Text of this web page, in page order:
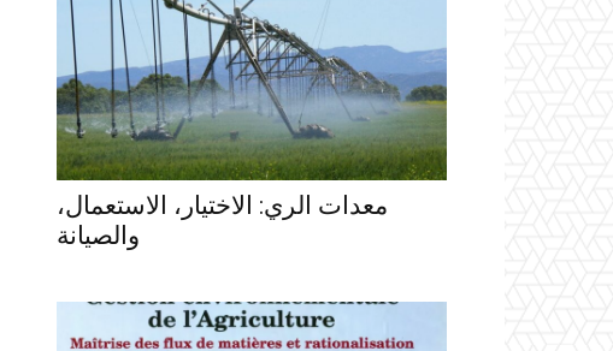
معدات الري: الاختيار، الاستعمال،
والصيانة